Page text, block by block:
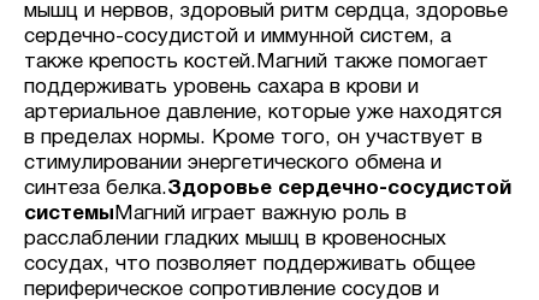
мышц и нервов, здоровый ритм сердца, здоровье
сердечно-сосудистой и иммунной систем, а
также крепость костей.Магний также помогает
поддерживать уровень сахара в крови и
артериальное давление, которые уже находятся
в пределах нормы. Кроме того, он участвует в
стимулировании энергетического обмена и
синтеза белка.Здоровье сердечно-сосудистой
системы Магний играет важную роль в
расслаблении гладких мышц в кровеносных
сосудах, что позволяет поддерживать общее
периферическое сопротивление сосудов и